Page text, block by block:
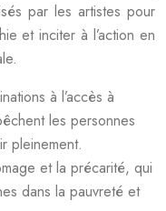
par les artistes pour
et inciter à l’action en
à l’accès à
les personnes
pleinement.
et la précarité, qui
dans la pauvreté et